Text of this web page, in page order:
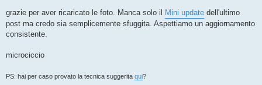
g
i
o
grazie per aver ricaricato le foto. Manca solo il Mini update dell'ultimo
post ma credo sia semplicemente sfuggita. Aspettiamo un aggiornamento
consistente.
microciccio
PS: hai per caso provato la tecnica suggerita qui?